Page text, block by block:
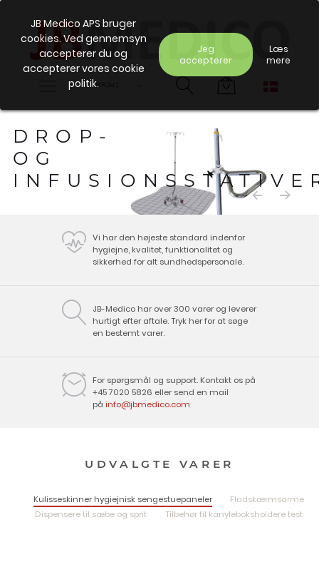
JB Medico APS bruger
cookies. Ved gennemsyn
accepterer du og
accepterer vores cookie
politik.
Jeg
accepterer
Læs
mere
DROP-
OG
Vi har den højeste standard indenfor
hygiejne, kvalitet, funktionalitet og
sikkerhed for alt sundhedspersonale.
JB-Medico har over 300 varer og leverer
hurtigt efter aftale. Tryk her for at søge
en bestemt varer.
For spørgsmål og support. Kontakt os på
+45 7020 5826 eller send en mail
på info@jbmedico.com
UDVALGTE VARER
Kulisseskinner hygiejnisk sengestuepaneler
Fladskærmsarme
Dispensere til sæbe og sprit
Tilbehør til kanyleboksholdere test